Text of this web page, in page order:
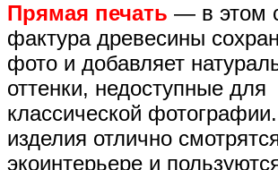
Прямая печать — в этом
фактура древесины
фото и добавляет
оттенки, недоступные для
классической
изделия отлично
экоинтерьере и